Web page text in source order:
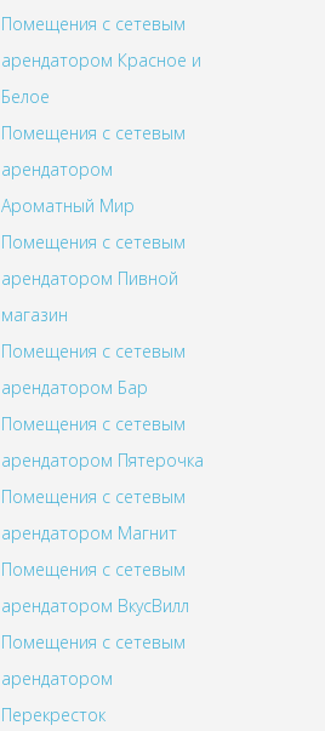
Помещения с сетевым
арендатором Красное и
Белое
Помещения с сетевым
арендатором
Ароматный Мир
Помещения с сетевым
арендатором Пивной
магазин
Помещения с сетевым
арендатором Бар
Помещения с сетевым
арендатором Пятерочка
Помещения с сетевым
арендатором Магнит
Помещения с сетевым
арендатором ВкусВилл
Помещения с сетевым
арендатором
Перекресток